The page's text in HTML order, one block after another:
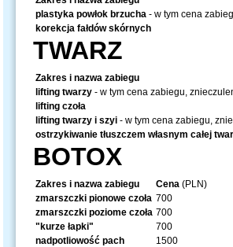
plastyka powłok brzucha - w tym cena
korekcja fałdów skórnych
TWARZ
Zakres i nazwa zabiegu
lifting twarzy - w tym cena zabiegu,
lifting czoła
lifting twarzy i szyi - w tym cena zabiegu,
ostrzykiwanie tłuszczem własnym całej
BOTOX
Zakres i nazwa zabiegu Cena (PLN)
zmarszczki pionowe czoła 700
zmarszczki poziome czoła 700
"kurze łapki"
700
nadpotliowość pach
1500